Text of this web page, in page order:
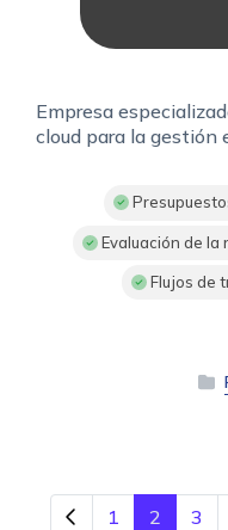
Empresa
cloud para la gestión
Evaluación de la
Flujos de
1 2 3